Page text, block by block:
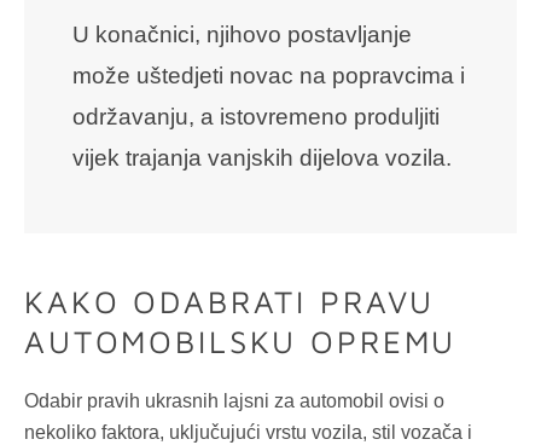
U konačnici, njihovo postavljanje
može uštedjeti novac na popravcima i
održavanju, a istovremeno produljiti
vijek trajanja vanjskih dijelova vozila.
KAKO ODABRATI PRAVU
AUTOMOBILSKU OPREMU
Odabir pravih ukrasnih lajsni za automobil ovisi o
nekoliko faktora, uključujući vrstu vozila, stil vozača i